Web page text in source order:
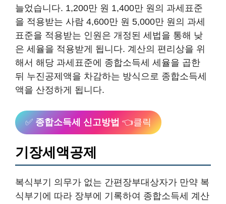
늘었습니다. 1,200만 원 1,400만 원의 과세표준
을 적용받는 사람 4,600만 원 5,000만 원의 과세
표준을 적용받는 인원은 개정된 세법을 통해 낮
은 세율을 적용받게 됩니다. 계산의 편리상을 위
해서 해당 과세표준에 종합소득세 세율을 곱한
뒤 누진공제액을 차감하는 방식으로 종합소득세
액을 산정하게 됩니다.
✅ 종합소득세 신고방법 👈클릭
기장세액공제
복식부기 의무가 없는 간편장부대상자가 만약 복
식부기에 따라 장부에 기록하여 종합소득세 계산